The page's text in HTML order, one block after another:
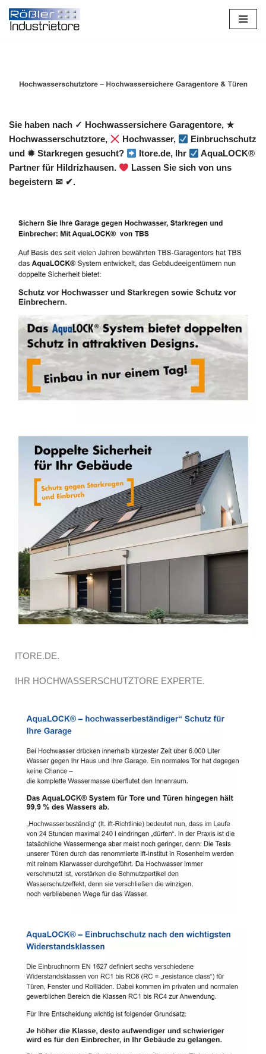
Zum
Sie haben nach ✓ Hochwassersichere Garagentore, ★
Hochwasserschutztore,
Hochwasser,
Einbruchschutz
und ✹ Starkregen gesucht?
Itore.de, Ihr
AquaLOCK®
Partner für Hildrizhausen.
Lassen Sie sich von uns
begeistern ✉ ✔.
ITORE.DE.
IHR HOCHWASSERSCHUTZTORE EXPERTE.